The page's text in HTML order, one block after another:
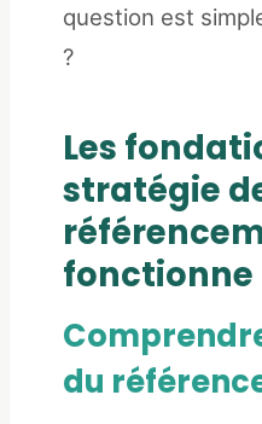
question est
?
Les
stratégie
fonctionne
du